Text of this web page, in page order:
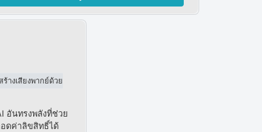
ร้างเสียงพากย์ด้วย
อันทรงพลังที่ช่วย
ดค่าลิขสิทธิ์ได้